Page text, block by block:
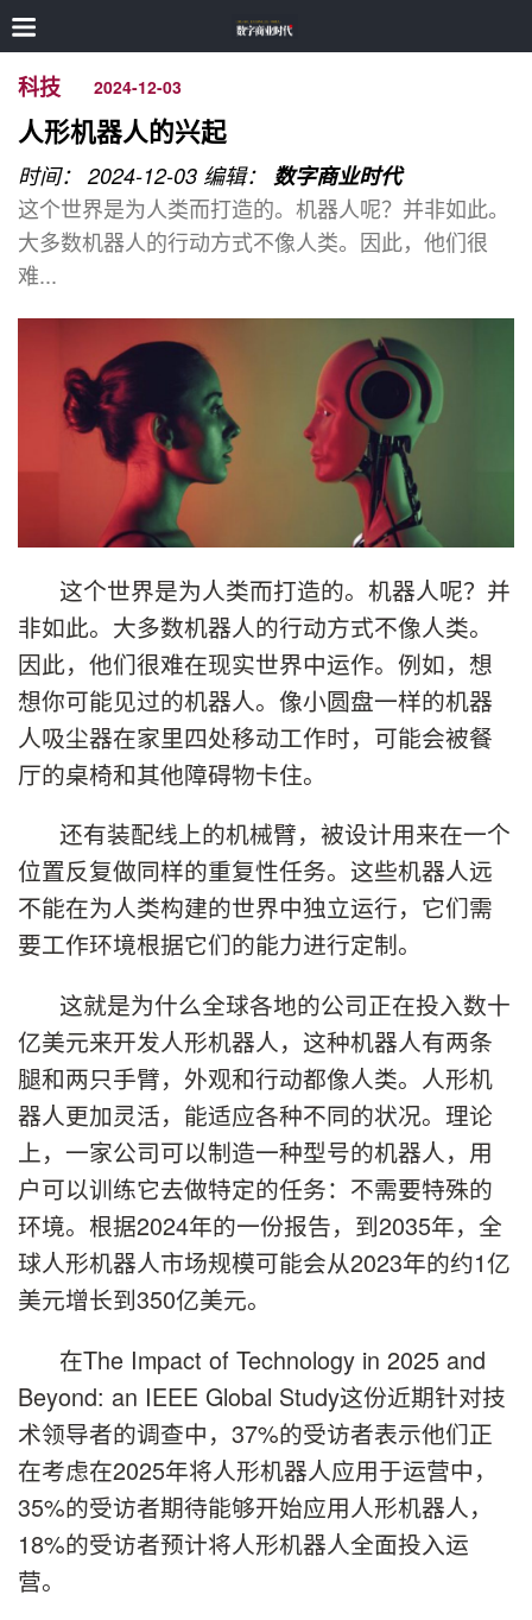
科技 2024-12-03
人形机器人的兴起
时间： 2024-12-03 编辑： 数字商业时代
这个世界是为人类而打造的。机器人呢？并非如此。
大多数机器人的行动方式不像人类。因此，他们很
难...
这个世界是为人类而打造的。机器人呢？并
非如此。大多数机器人的行动方式不像人类。
因此，他们很难在现实世界中运作。例如，想
想你可能见过的机器人。像小圆盘一样的机器
人吸尘器在家里四处移动工作时，可能会被餐
厅的桌椅和其他障碍物卡住。
还有装配线上的机械臂，被设计用来在一个
位置反复做同样的重复性任务。这些机器人远
不能在为人类构建的世界中独立运行，它们需
要工作环境根据它们的能力进行定制。
这就是为什么全球各地的公司正在投入数十
亿美元来开发人形机器人，这种机器人有两条
腿和两只手臂，外观和行动都像人类。人形机
器人更加灵活，能适应各种不同的状况。理论
上，一家公司可以制造一种型号的机器人，用
户可以训练它去做特定的任务：不需要特殊的
环境。根据2024年的一份报告，到2035年，全
球人形机器人市场规模可能会从2023年的约1亿
美元增长到350亿美元。
在The Impact of Technology in 2025 and
Beyond: an IEEE Global Study这份近期针对技
术领导者的调查中，37%的受访者表示他们正
在考虑在2025年将人形机器人应用于运营中，
35%的受访者期待能够开始应用人形机器人，
18%的受访者预计将人形机器人全面投入运
营。